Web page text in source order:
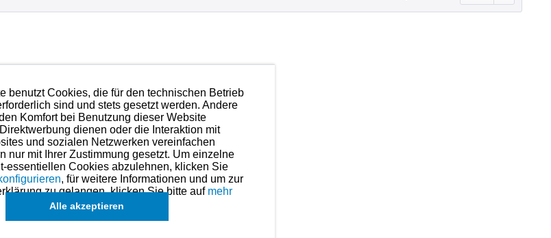
benutzt Cookies, die für den technischen Betrieb
sind und stets gesetzt werden. Andere
Komfort bei Benutzung dieser Website
dienen oder die Interaktion mit
und sozialen Netzwerken vereinfachen
nur mit Ihrer Zustimmung gesetzt. Um einzelne
essentiellen Cookies abzulehnen, klicken Sie
, für weitere Informationen und um zur
zu gelangen, klicken Sie bitte auf mehr
Alle akzeptieren